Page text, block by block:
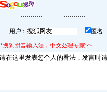
用户： 匿名
*搜狗拼音输入法，中文处理专家>>